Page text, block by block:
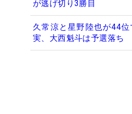
が逃げ切り3勝目
久常涼と星野陸也が44
実、大西魁斗は予選落ち